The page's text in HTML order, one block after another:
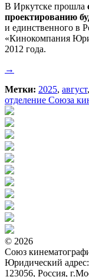
В Иркутске прошла
проектированию
и единственного в
«Кинокомпания
2012 года.
→
Метки: 2025, август,
отделение Союза
© 2026
Союз
Юридический адрес:
123056, Россия,